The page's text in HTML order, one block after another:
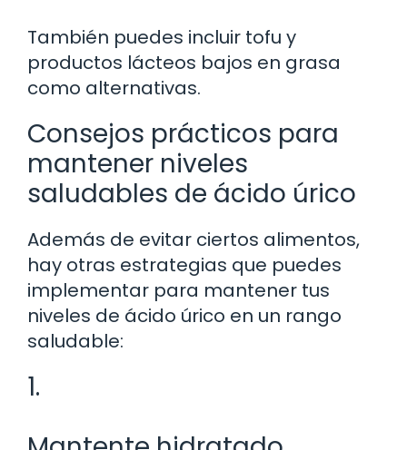
También puedes incluir tofu y
productos lácteos bajos en grasa
como alternativas.
Consejos prácticos para
mantener niveles
saludables de ácido úrico
Además de evitar ciertos alimentos,
hay otras estrategias que puedes
implementar para mantener tus
niveles de ácido úrico en un rango
saludable:
1.